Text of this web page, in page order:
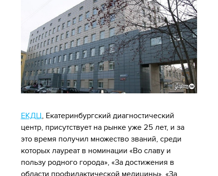
ЕКДЦ, Екатеринбургский диагностический
центр, присутствует на рынке уже 25 лет, и за
это время получил множество званий, среди
которых лауреат в номинации «Во славу и
пользу родного города», «За достижения в